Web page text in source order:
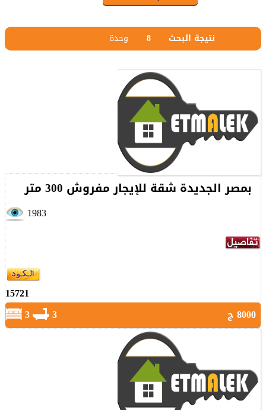
نتيجة البحث 8 وحدة
بمصر الجديدة شقة للإيجار مفروش 300 متر
1983
15721
8000 ج
3